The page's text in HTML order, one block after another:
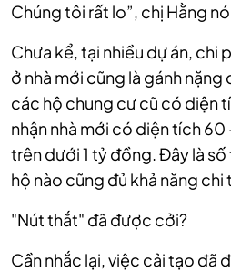
Chúng tôi rất lo”, chị Hằng
Chưa kể, tại nhiều dự án, chi
ở nhà mới cũng là gánh
các hộ chung cư cũ có diện
nhận nhà mới có diện tích
trên dưới 1 tỷ đồng. Đây là
hộ nào cũng đủ khả năng chi
"Nút thắt" đã được cởi?
Cần nhắc lại, việc cải tạo đã